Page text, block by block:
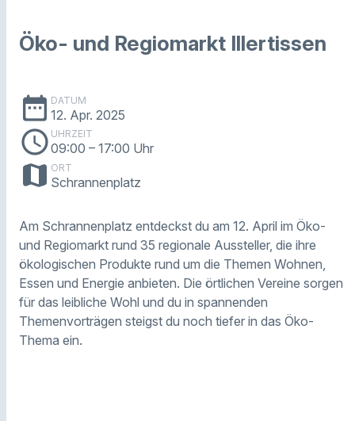
Öko- und Regiomarkt Illertissen
date_range DATUM
12. Apr. 2025
schedule UHRZEIT
09:00 – 17:00 Uhr
map ORT
Schrannenplatz
Am Schrannenplatz entdeckst du am 12. April im Öko-
und Regiomarkt rund 35 regionale Aussteller, die ihre
ökologischen Produkte rund um die Themen Wohnen,
Essen und Energie anbieten. Die örtlichen Vereine sorgen
für das leibliche Wohl und du in spannenden
Themenvorträgen steigst du noch tiefer in das Öko-
Thema ein.